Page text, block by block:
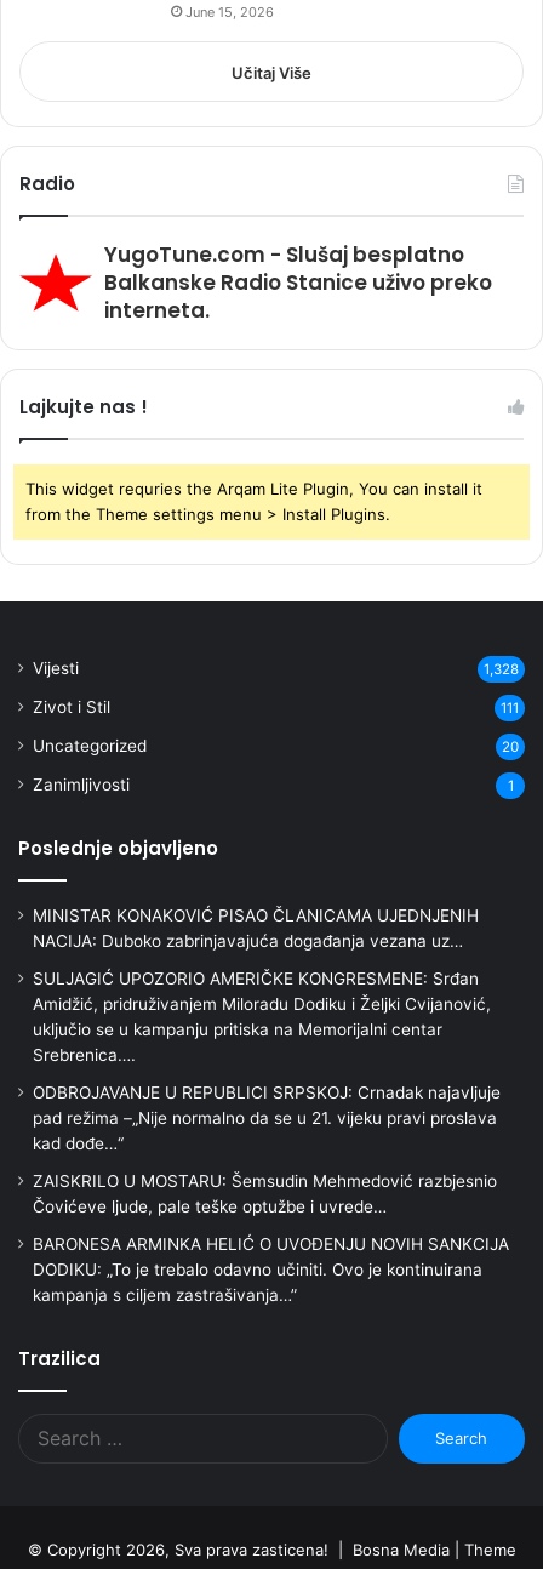
June 15, 2026
Učitaj Više
Radio
YugoTune.com - Slušaj besplatno
Balkanske Radio Stanice uživo preko
interneta.
Lajkujte nas !
This widget requries the Arqam Lite Plugin, You can install it
from the Theme settings menu > Install Plugins.
Vijesti 1,328
Zivot i Stil 111
Uncategorized 20
Zanimljivosti 1
Poslednje objavljeno
MINISTAR KONAKOVIĆ PISAO ČLANICAMA UJEDNJENIH
NACIJA: Duboko zabrinjavajuća događanja vezana uz…
SULJAGIĆ UPOZORIO AMERIČKE KONGRESMENE: Srđan
Amidžić, pridruživanjem Miloradu Dodiku i Željki Cvijanović,
uključio se u kampanju pritiska na Memorijalni centar
Srebrenica….
ODBROJAVANJE U REPUBLICI SRPSKOJ: Crnadak najavljuje
pad režima –„Nije normalno da se u 21. vijeku pravi proslava
kad dođe…“
ZAISKRILO U MOSTARU: Šemsudin Mehmedović razbjesnio
Čovićeve ljude, pale teške optužbe i uvrede…
BARONESA ARMINKA HELIĆ O UVOĐENJU NOVIH SANKCIJA
DODIKU: „To je trebalo odavno učiniti. Ovo je kontinuirana
kampanja s ciljem zastrašivanja…”
Trazilica
Search
for:
© Copyright 2026, Sva prava zasticena! | Bosna Media | Theme